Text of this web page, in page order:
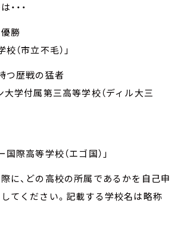
・・
勝
（市立不毛）」
つ歴戦の猛者
学付属第三高等学校（ディル大三
際高等学校（エゴ国）」
に、どの高校の所属であるかを自己申
てください。記載する学校名は略称